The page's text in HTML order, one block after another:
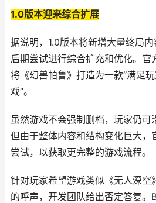
1.0版本迎来综合扩展
据说明，1.0版本将新增大量终局内
后期尝试进行综合扩充和优化。官
将《幻兽帕鲁》打造为一款“满足
戏”。
虽然游戏不会强制删档，玩家仍可
但由于整体内容和结构变化巨大，
尝试，以获取更完整的游戏流程。
针对玩家希望游戏类似《无人深空
的呼声，开发团队给出否定答复。